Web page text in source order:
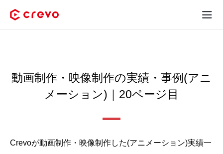
料金
動画制作・映像制作の実績・事例(アニ
メーション)｜20ページ目
Crevoが動画制作・映像制作した(アニメーション)実績⼀